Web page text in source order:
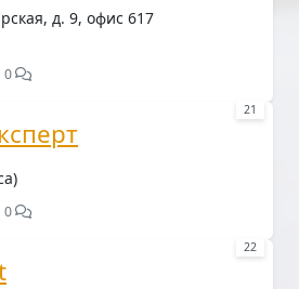
д. 9, офис 617
0
21
0
22